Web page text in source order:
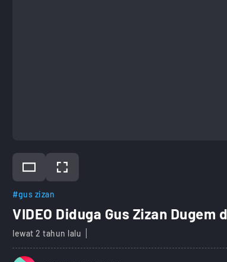
#gus zizan
VIDEO Diduga Gus Zizan Dugem
lewat 2 tahun lalu